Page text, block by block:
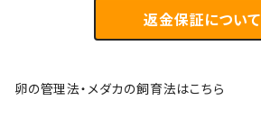
返金保証について
卵の管理法・メダカの飼育法はこちら